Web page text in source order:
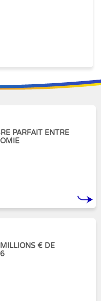
PARFAIT ENTRE
€ DE